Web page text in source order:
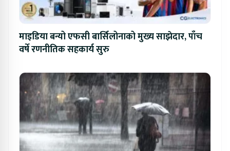
माइडिया बन्यो एफसी बार्सिलोनाको मुख्य साझेदार, पाँच
वर्षे रणनीतिक सहकार्य सुरु